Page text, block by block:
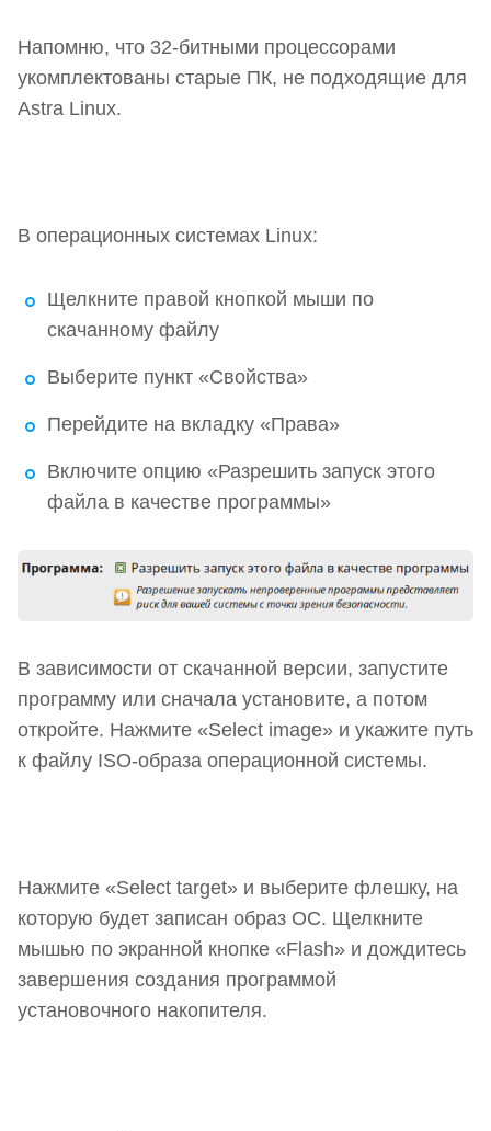
Напомню, что 32-битными процессорами
укомплектованы старые ПК, не подходящие для
Astra Linux.
В операционных системах Linux:
Щелкните правой кнопкой мыши по
скачанному файлу
Выберите пункт «Свойства»
Перейдите на вкладку «Права»
Включите опцию «Разрешить запуск этого
файла в качестве программы»
В зависимости от скачанной версии, запустите
программу или сначала установите, а потом
откройте. Нажмите «Select image» и укажите путь
к файлу ISO-образа операционной системы.
Нажмите «Select target» и выберите флешку, на
которую будет записан образ ОС. Щелкните
мышью по экранной кнопке «Flash» и дождитесь
завершения создания программой
установочного накопителя.